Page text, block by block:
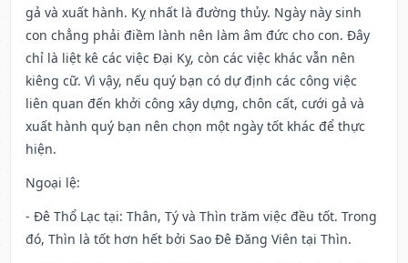
gả và xuất hành. Kỵ nhất là đường thủy. Ngày này sinh
con chẳng phải điềm lành nên làm âm đức cho con. Đây
chỉ là liệt kê các việc Đại Kỵ, còn các việc khác vẫn nên
kiêng cữ. Vì vậy, nếu quý bạn có dự định các công việc
liên quan đến khởi công xây dựng, chôn cất, cưới gả và
xuất hành quý bạn nên chọn một ngày tốt khác để thực
hiện.
Ngoại lệ:
- Đê Thổ Lạc tại: Thân, Tý và Thìn trăm việc đều tốt. Trong
đó, Thìn là tốt hơn hết bởi Sao Đê Đăng Viên tại Thìn.